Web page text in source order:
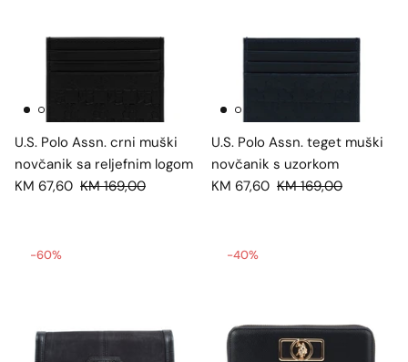
U.S. Polo Assn. crni muški
novčanik sa reljefnim logom
KM 67,60 KM 169,00
U.S. Polo Assn. teget muški
novčanik s uzorkom
KM 67,60 KM 169,00
-60% -40%